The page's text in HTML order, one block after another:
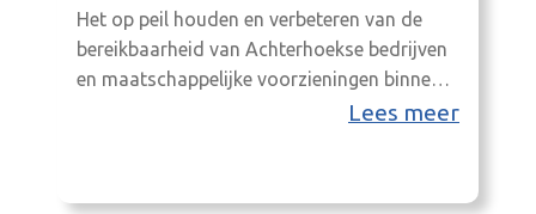
Het op peil houden en verbeteren van de
bereikbaarheid van Achterhoekse bedrijven
en maatschappelijke voorzieningen binnen
en buiten de Achterhoek verdient blijvende
plaats te laten vinden.
Lees meer